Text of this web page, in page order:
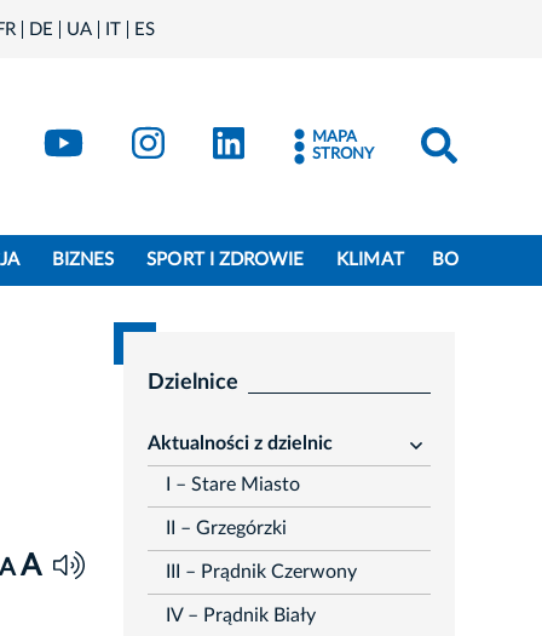
DE UA IT ES
- X
Kraków - YouTube
Kraków - Instagram
Kraków - LinkedIn
MAPA
STRONY
BIZNES SPORT I ZDROWIE KLIMAT BO
A
Dzielnice
Aktualności z dzielnic
rozwiń
I – Stare Miasto
II – Grzegórzki
III – Prądnik Czerwony
IV – Prądnik Biały